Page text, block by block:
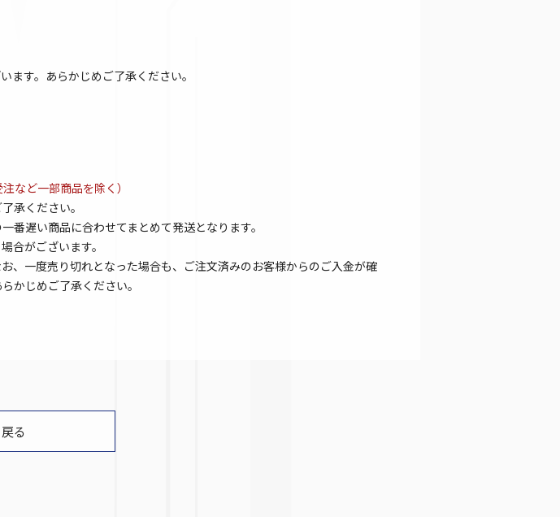
ます。あらかじめご了承ください。
など一部商品を除く）
承ください。
遅い商品に合わせてまとめて発送となります。
合がございます。
、一度売り切れとなった場合も、ご注文済みのお客様からのご入金が確
かじめご了承ください。
戻る